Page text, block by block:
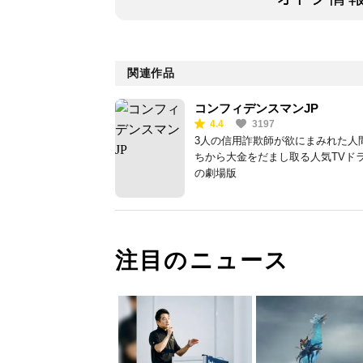
関連作品
コンフィデンスマンJP
4.4 3197
3人の信用詐欺師が欲にまみれた人
ちから大金をだまし取る人気TVド
の劇場版
注目のニュース